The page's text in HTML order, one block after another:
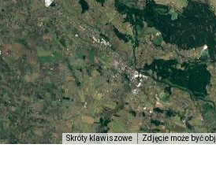
Skróty klawiszowe Zdjęcie może być